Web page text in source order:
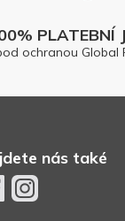
PLATEBNÍ
ochranou Global
nás také